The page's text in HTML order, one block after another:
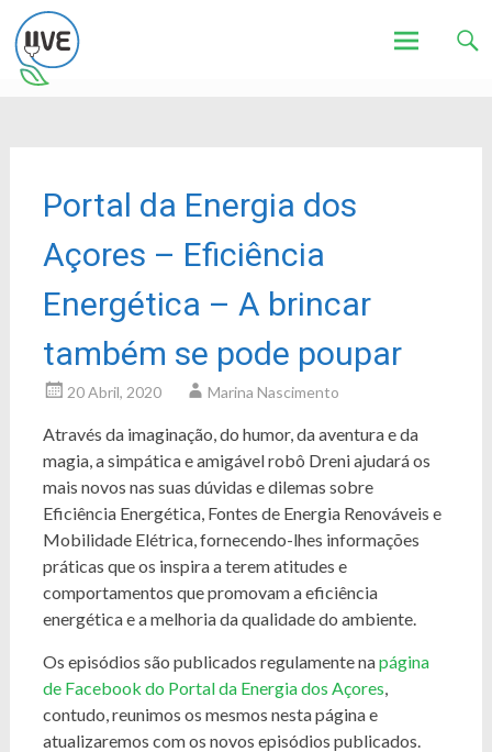
Portal da Energia dos
Açores – Eficiência
Energética – A brincar
também se pode poupar
20 Abril, 2020 Marina Nascimento
Através da imaginação, do humor, da aventura e da
magia, a simpática e amigável robô Dreni ajudará os
mais novos nas suas dúvidas e dilemas sobre
Eficiência Energética, Fontes de Energia Renováveis e
Mobilidade Elétrica, fornecendo-lhes informações
práticas que os inspira a terem atitudes e
comportamentos que promovam a eficiência
energética e a melhoria da qualidade do ambiente.
Os episódios são publicados regulamente napágina
de Facebook do Portal da Energia dos Açores,
contudo, reunimos os mesmos nesta página e
atualizaremos com os novos episódios publicados.